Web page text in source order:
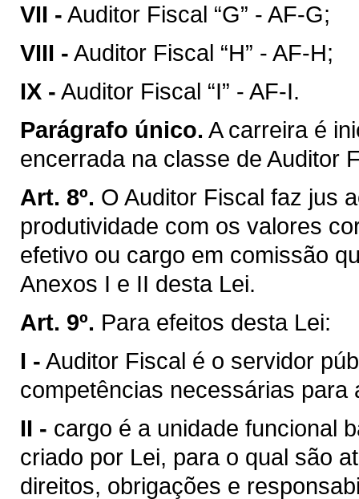
VII - Auditor Fiscal “G” - AF-G;
VIII - Auditor Fiscal “H” - AF-H;
IX - Auditor Fiscal “I” - AF-I.
Parágrafo único. A carreira é
encerrada na classe de Auditor
Art. 8º. O Auditor Fiscal faz jus
produtividade com os valores
efetivo ou cargo em comissão
Anexos I e II desta Lei.
Art. 9º. Para efeitos desta Lei:
I - Auditor Fiscal é o servidor
competências necessárias
II - cargo é a unidade funcional
criado por Lei, para o qual são
direitos, obrigações e